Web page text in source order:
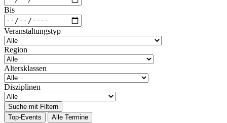
Bis
Veranstaltungstyp
Region
Altersklassen
Disziplinen
Suche mit Filtern
Top-Events
Alle Termine